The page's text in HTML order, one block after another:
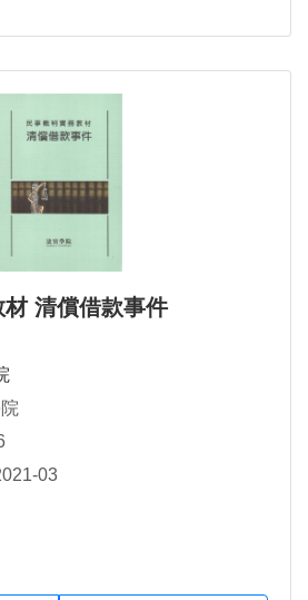
材 清償借款事件
03